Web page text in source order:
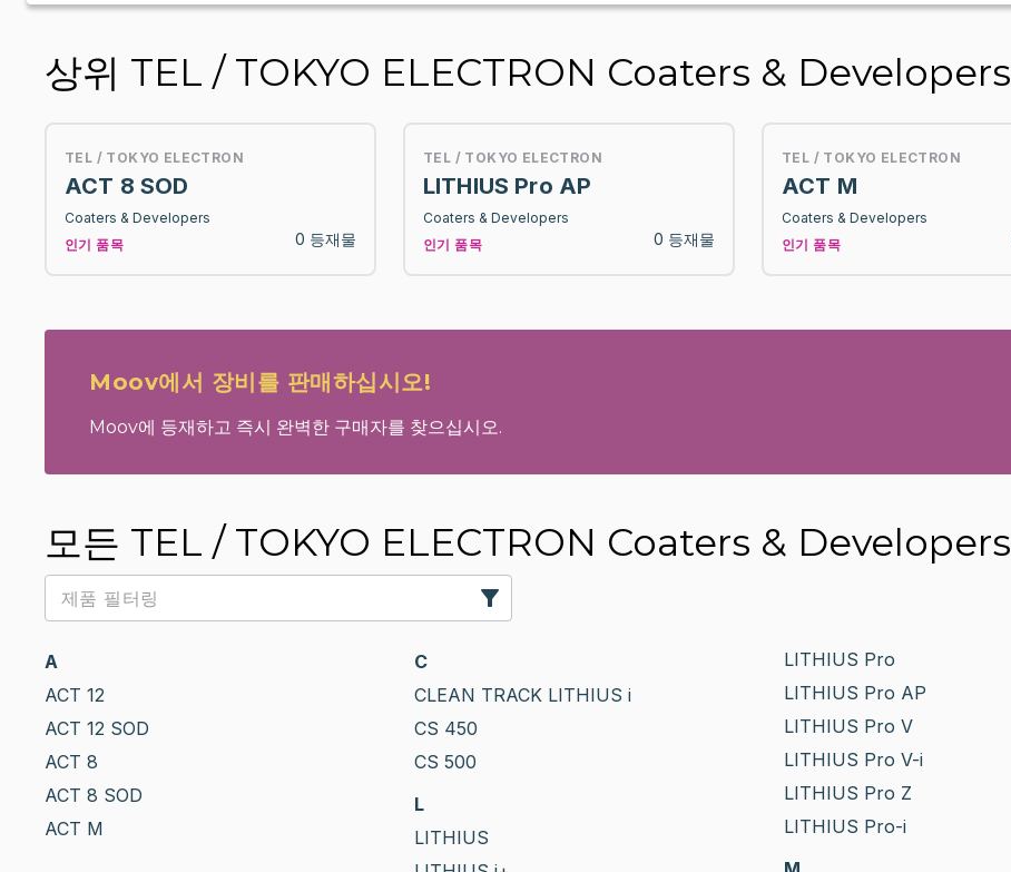
상위 TEL / TOKYO ELECTRON Coaters & Developers
TEL / TOKYO ELECTRON
ACT 8 SOD
Coaters & Developers
인기 품목
0 등재물
TEL / TOKYO ELECTRON
LITHIUS Pro AP
Coaters & Developers
인기 품목
0 등재물
TEL / TOKYO ELECTRON
ACT M
Coaters & Developers
인기 품목
Moov에서 장비를 판매하십시오!
Moov에 등재하고 즉시 완벽한 구매자를 찾으십시오.
모든 TEL / TOKYO ELECTRON Coaters & Developers
A
ACT 12
ACT 12 SOD
ACT 8
ACT 8 SOD
ACT M
C
CLEAN TRACK LITHIUS i
CS 450
CS 500
L
LITHIUS
LITHIUS Pro
LITHIUS Pro AP
LITHIUS Pro V
LITHIUS Pro V-i
LITHIUS Pro Z
LITHIUS Pro-i